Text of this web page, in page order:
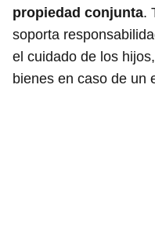
propiedad conjunta.
soporta
el cuidado de los
bienes en caso de un